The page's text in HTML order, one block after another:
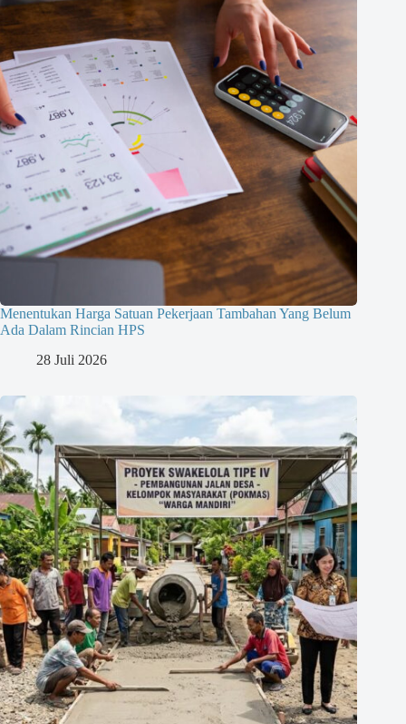
Menentukan Harga Satuan Pekerjaan Tambahan Yang Belum
Ada Dalam Rincian HPS
28 Juli 2026